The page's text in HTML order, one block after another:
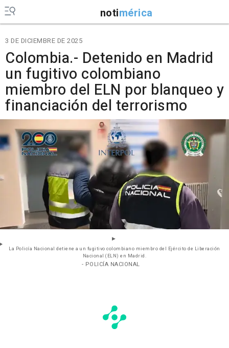
notimérica
3 DE DICIEMBRE DE 2025
Colombia.- Detenido en Madrid
un fugitivo colombiano
miembro del ELN por blanqueo y
financiación del terrorismo
La Policía Nacional detiene a un fugitivo colombiano miembro del Ejército de Liberación
Nacional (ELN) en Madrid.
- POLICÍA NACIONAL